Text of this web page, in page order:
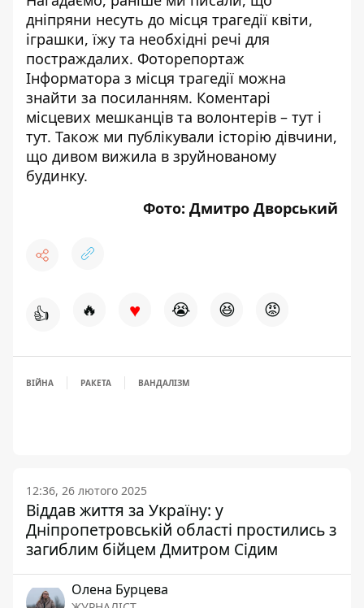
дніпряни несуть до місця трагедії квіти,
іграшки, їжу та необхідні речі для
постраждалих. Фоторепортаж
Інформатора з місця трагедії можна
знайти за посиланням. Коментарі
місцевих мешканців та волонтерів – тут і
тут. Також ми публікували історію дівчини,
що дивом вижила в зруйнованому
будинку.
Фото: Дмитро Дворський
👍 🔥 ♥ 😭 😆 😡
ВІЙНА РАКЕТА ВАНДАЛІЗМ
12:36, 26 лютого 2025
Віддав життя за Україну: у
Дніпропетровській області простились з
загиблим бійцем Дмитром Сідим
Олена Бурцева